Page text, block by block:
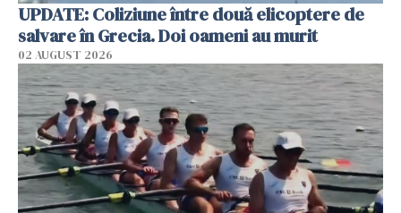
UPDATE: Coliziune între două elicoptere de
salvare în Grecia. Doi oameni au murit
02 AUGUST 2026